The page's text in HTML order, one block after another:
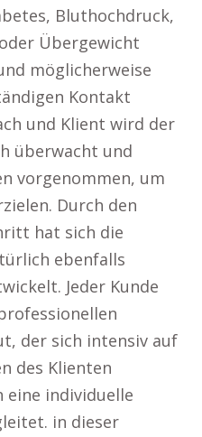
Bluthochdruck,
Übergewicht
möglicherweise
Kontakt
und Klient wird der
überwacht und
vorgenommen, um
Durch den
hat sich die
ebenfalls
Jeder Kunde
der sich intensiv auf
des Klienten
individuelle
in dieser